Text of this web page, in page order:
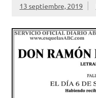
13 septiembre, 2019